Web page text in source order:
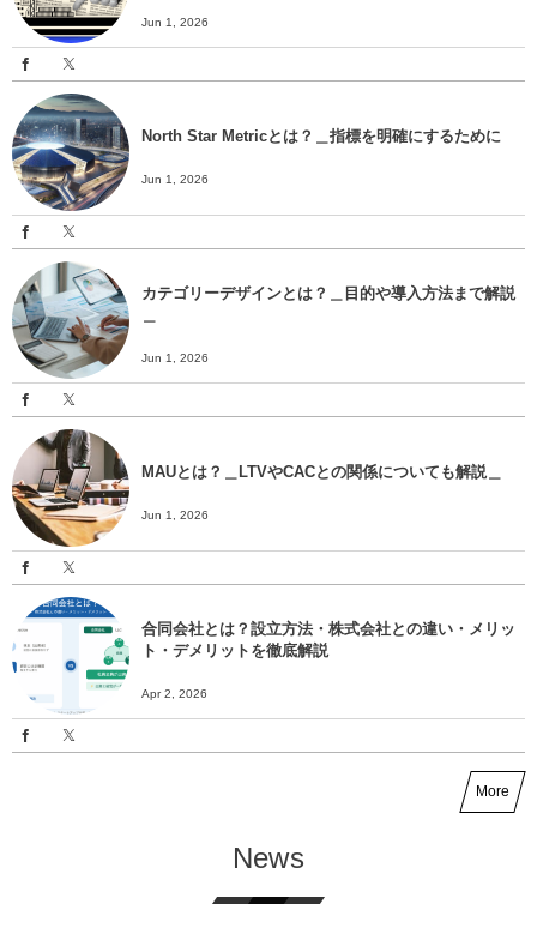
Jun 1, 2026
North Star Metricとは？＿指標を明確にするために
Jun 1, 2026
カテゴリーデザインとは？＿目的や導入方法まで解説
Jun 1, 2026
MAUとは？＿LTVやCACとの関係についても解説＿
Jun 1, 2026
合同会社とは？設立方法・株式会社との違い・メリッ
ト・デメリットを徹底解説
Apr 2, 2026
More
News